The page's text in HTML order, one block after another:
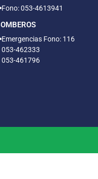
Fono: 053-4613941
Emergencias Fono: 116
053-462333
053-461796